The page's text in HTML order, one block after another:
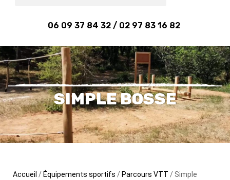
06 09 37 84 32 / 02 97 83 16 82
SIMPLE BOSSE
Accueil / Équipements sportifs / Parcours VTT / Simple